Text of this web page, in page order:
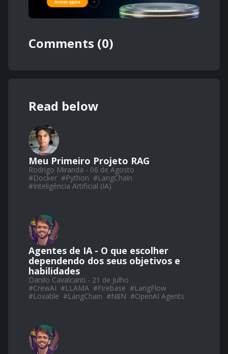
Comments (0)
Read below
Meu Primeiro Projeto RAG
Rodrigo Miranda - 06 de Agosto
#Docker #Python #LangChain
#Inteligência Artificial (IA)
Agentes de IA - O que escolher
dependendo dos seus objetivos e
habilidades
Danilo Cavalcanti - 21 de Julho
#CrewAI #LLAMA #Firebase #LangFlow
#Lovable #LangChain #N8N #OpenAI Agents